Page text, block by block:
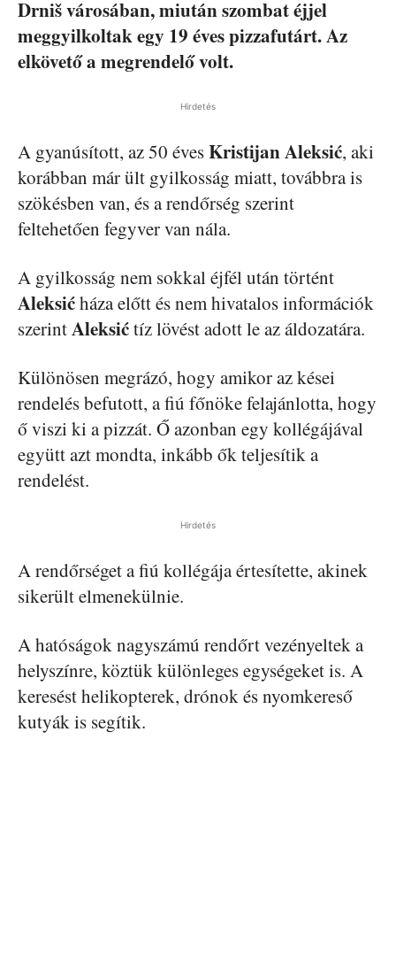
Drniš városában, miután szombat éjjel
meggyilkoltak egy 19 éves pizzafutárt. Az
elkövető a megrendelő volt.
Hirdetés
A gyanúsított, az 50 évesKristijanAleksić, aki
korábban már ült gyilkosság miatt, továbbra is
szökésben van, és a rendőrség szerint
feltehetően fegyver van nála.
A gyilkosság nem sokkal éjfél után történt
Aleksićháza előtt és nem hivatalos információk
szerintAleksićtíz lövést adott le az áldozatára.
Különösen megrázó, hogy amikor az kései
rendelés befutott, a fiú főnöke felajánlotta, hogy
ő viszi ki a pizzát. Ő azonban egy kollégájával
együtt azt mondta, inkább ők teljesítik a
rendelést.
Hirdetés
A rendőrséget a fiú kollégája értesítette, akinek
sikerült elmenekülnie.
A hatóságok nagyszámú rendőrt vezényeltek a
helyszínre, köztük különleges egységeket is. A
keresést helikopterek, drónok és nyomkereső
kutyák is segítik.